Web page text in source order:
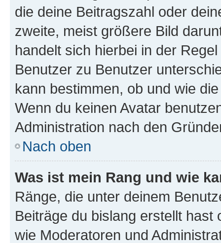
die deine Beitragszahl oder
zweite, meist größere Bild
handelt sich hierbei in der
Benutzer zu Benutzer
kann bestimmen, ob und wie
Wenn du keinen Avatar
Administration nach den
Nach oben
Was ist mein Rang und wie
Ränge, die unter deinem
Beiträge du bislang erstellt
wie Moderatoren und